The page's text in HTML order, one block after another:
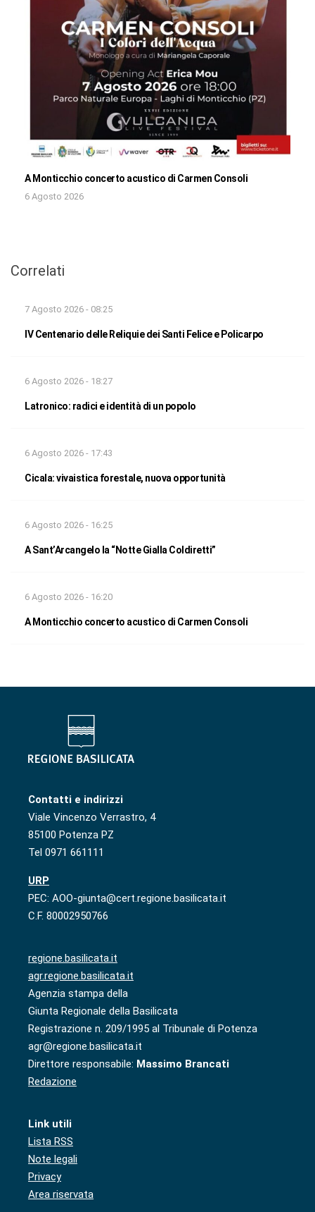
A Monticchio concerto acustico di Carmen Consoli
6 Agosto 2026
Correlati
7 Agosto 2026 - 08:25
IV Centenario delle Reliquie dei Santi Felice e Policarpo
6 Agosto 2026 - 18:27
Latronico: radici e identità di un popolo
6 Agosto 2026 - 17:43
Cicala: vivaistica forestale, nuova opportunità
6 Agosto 2026 - 16:25
A Sant’Arcangelo la “Notte Gialla Coldiretti”
6 Agosto 2026 - 16:20
A Monticchio concerto acustico di Carmen Consoli
Contatti e indirizzi
Viale Vincenzo Verrastro, 4
85100 Potenza PZ
Tel 0971 661111
URP
PEC: AOO-giunta@cert.regione.basilicata.it
C.F. 80002950766
regione.basilicata.it
agr.regione.basilicata.it
Agenzia stampa della
Giunta Regionale della Basilicata
Registrazione n. 209/1995 al Tribunale di Potenza
agr@regione.basilicata.it
Direttore responsabile: Massimo Brancati
Redazione
Link utili
Lista RSS
Note legali
Privacy
Area riservata